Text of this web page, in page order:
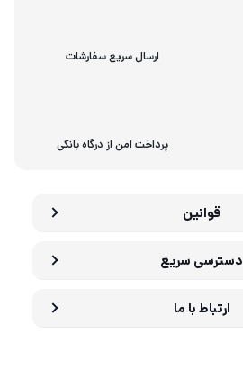
ارسال سریع سفارشات
پرداخت امن از درگاه بانکی
قوانین
دسترسی سریع
ارتباط با ما